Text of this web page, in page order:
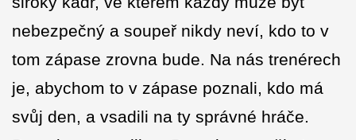
nebezpečný a soupeř nikdy neví, kdo to v
tom zápase zrovna bude. Na nás trenérech
je, abychom to v zápase poznali, kdo má
svůj den, a vsadili na ty správné hráče.